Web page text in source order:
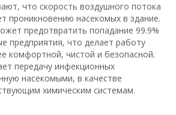
что скорость воздушного потока
проникновению насекомых в здание.
предотвратить попадание 99.9%
предприятия, что делает работу
комфортной, чистой и безопасной.
передачу инфекционных
насекомыми, в качестве
химическим системам.